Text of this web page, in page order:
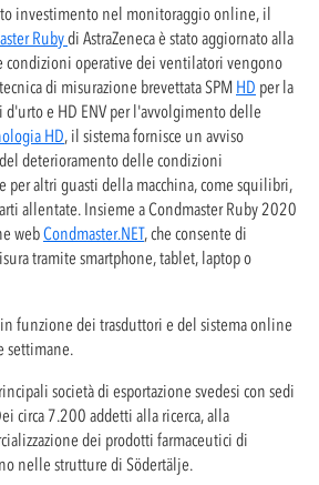
investimento nel monitoraggio online, il
Rubydi AstraZeneca è stato aggiornato alla
condizioni operative dei ventilatori vengono
di misurazione brevettata SPM HD per la
e HD ENV per l'avvolgimento delle
HD, il sistema fornisce un avviso
deterioramento delle condizioni
per altri guasti della macchina, come squilibri,
allentate. Insieme a Condmaster Ruby 2020
webCondmaster.NET, che consente di
tramite smartphone, tablet, laptop o
funzione dei trasduttori e del sistema online
settimane.
società di esportazione svedesi con sedi
circa 7.200 addetti alla ricerca, alla
dei prodotti farmaceutici di
nelle strutture di Södertälje.